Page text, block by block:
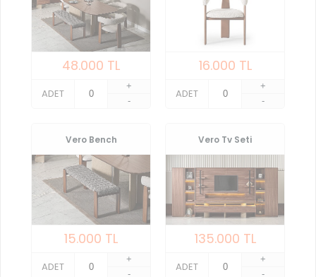
48.000 TL
ADET
+
-
16.000 TL
ADET
+
-
Vero Bench
15.000 TL
ADET
+
-
Vero Tv Seti
135.000 TL
ADET
+
-